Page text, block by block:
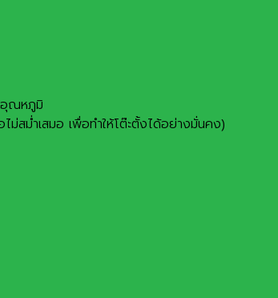
อุณหภูมิ
สม่ำเสมอ เพื่อทำให้โต๊ะตั้งได้อย่างมั่นคง)